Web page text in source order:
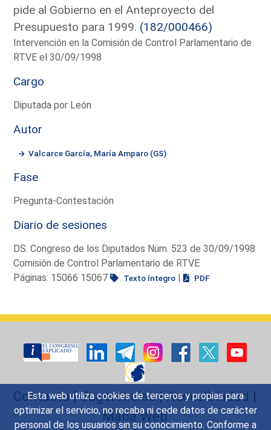
Esta web utiliza cookies de terceros y propias para
optimizar el servicio, no recaba ni cede datos de carácter
personal de los usuarios sin su conocimiento. Conforme a
pide al Gobierno en el Anteproyecto del
Presupuesto para 1999. (182/000466)
Intervención en la Comisión de Control Parlamentario de
RTVE el 30/09/1998
Cargo
Diputada por León
Autor
Valcarce García, María Amparo (GS)
Fase
Pregunta-Contestación
Diario de sesiones
DS. Congreso de los Diputados Núm. 523 de 30/09/1998
Comisión de Control Parlamentario de RTVE
Páginas: 15066 15067
Texto íntegro | PDF
Contacto|Sugerencias|Accesibilidad |
Mapa Web